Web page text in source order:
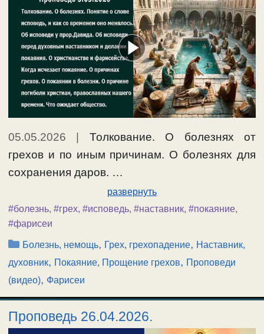
05.05.2026
Толкование. О болезнях от
грехов и по иным причинам. О болезнях для
сохранения даров. …
развернуть
#болезнь, #грех, #исповедь, #наставник, #покаяние,
#фарисеи
Рубрики
Болезнь, немощь, Грех, грехопадение, Наставник,
духовник, Покаяние, Прощение грехов, Проповеди
(видео), Фарисеи
Проповедь 26.04.2026.